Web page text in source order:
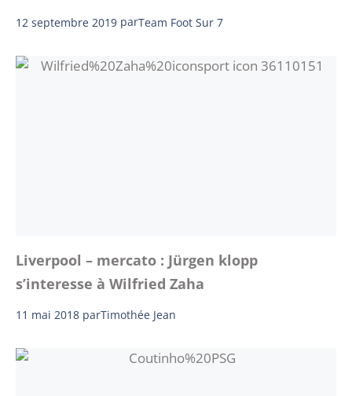
12 septembre 2019 parTeam Foot Sur 7
Liverpool – mercato : Jürgen klopp
s’interesse à Wilfried Zaha
11 mai 2018 parTimothée Jean